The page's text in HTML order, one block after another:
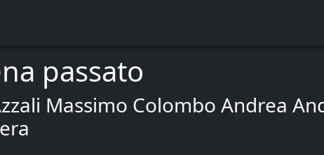
passato
Massimo Colombo Andrea